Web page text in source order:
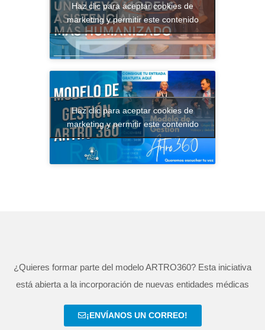
Haz clic para aceptar cookies de
marketing y permitir este contenido
Haz clic para aceptar cookies de
marketing y permitir este contenido
¿Quieres formar parte del modelo ARTRO360? Esta iniciativa
está abierta a la incorporación de nuevas entidades médicas
¡ENVÍANOS UN CORREO!